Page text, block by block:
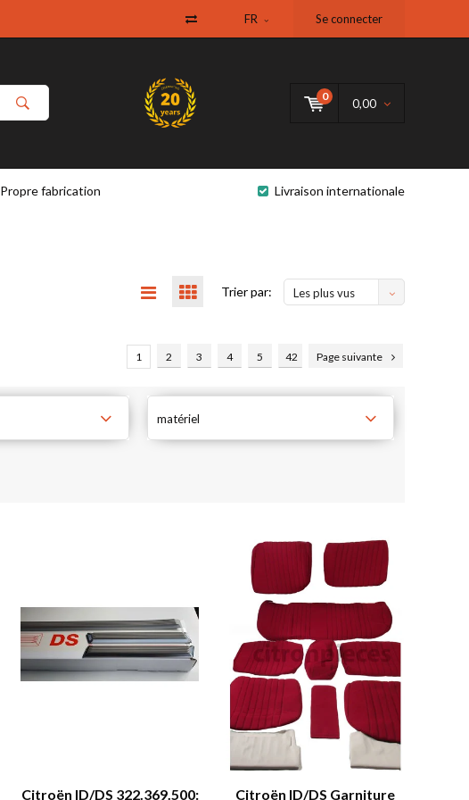
FR Se connecter
0
0,00
Propre fabrication Livraison internationale
Trier par: Les plus vus
1 2 3 4 5 42 Page suivante
matériel
Citroën ID/DS 322.369.500:
Citroën ID/DS Garniture